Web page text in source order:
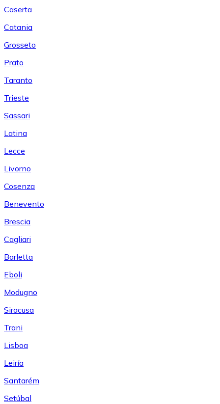
Caserta
Catania
Grosseto
Prato
Taranto
Trieste
Sassari
Latina
Lecce
Livorno
Cosenza
Benevento
Brescia
Cagliari
Barletta
Eboli
Modugno
Siracusa
Trani
Lisboa
Leiría
Santarém
Setúbal